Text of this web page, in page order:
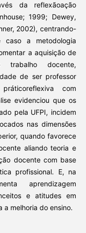
da reflexãoação
1999; Dewey,
2002), centrando-
a metodologia
a aquisição de
trabalho docente,
de ser professor
com
evidenciou que os
pela UFPI, incidem
nas dimensões
quando favorece
aliando teoria e
docente com base
profissional. E, na
aprendizagem
e atitudes em
a melhoria do ensino.